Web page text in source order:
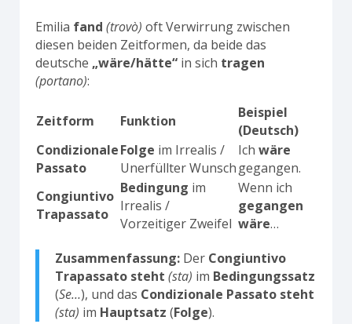
Emilia fand (trovò) oft Verwirrung zwischen
diesen beiden Zeitformen, da beide das
deutsche „wäre/hätte“ in sich tragen
(portano):
Zeitform Funktion
Beispiel
(Deutsch)
Condizionale
Passato
Folge im Irrealis /
Unerfüllter Wunsch
Ich wäre
gegangen.
Congiuntivo
Trapassato
Bedingung im
Irrealis /
Vorzeitiger Zweifel
Wenn ich
gegangen
wäre…
Zusammenfassung: Der Congiuntivo
Trapassato steht (sta) im Bedingungssatz
(Se…), und das Condizionale Passato steht
(sta) im Hauptsatz (Folge).